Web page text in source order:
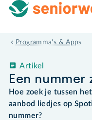
Programma's & Apps
Een
Artikel
Hoe zoek je tussen
aanbod liedjes op
nummer?